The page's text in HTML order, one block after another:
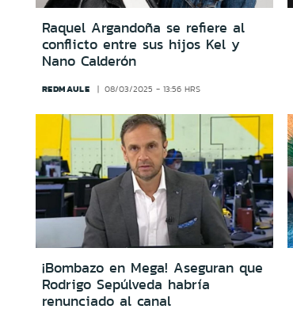
Raquel Argandoña se refiere al
conflicto entre sus hijos Kel y
Nano Calderón
REDMAULE 08/03/2025 - 13:56 HRS
¡Bombazo en Mega! Aseguran que
Rodrigo Sepúlveda habría
renunciado al canal